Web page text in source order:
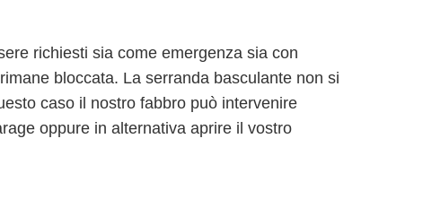
richiesti sia come emergenza sia con
bloccata. La serranda basculante non si
caso il nostro fabbro può intervenire
oppure in alternativa aprire il vostro